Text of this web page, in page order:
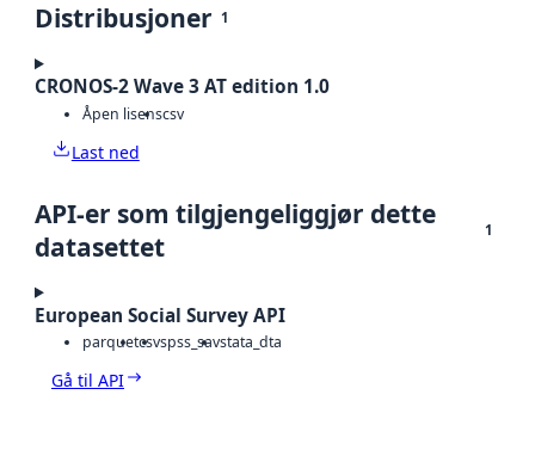
Distribusjoner 1
CRONOS-2 Wave 3 AT edition 1.0
Åpen lisenscsv
Last ned
API-er som tilgjengeliggjør dette
datasettet
1
European Social Survey API
parquetcsvspss_savstata_dta
Gå til API